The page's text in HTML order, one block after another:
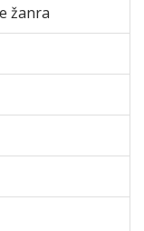
žanra